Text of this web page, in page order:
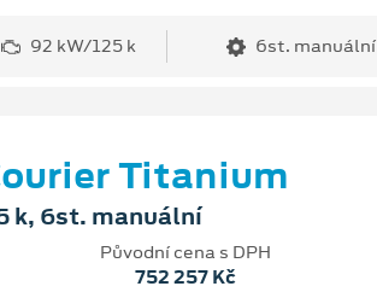
92 kW/125 k 6st. manuální
Titanium
k, 6st. manuální
Původní cena s DPH
752 257 Kč